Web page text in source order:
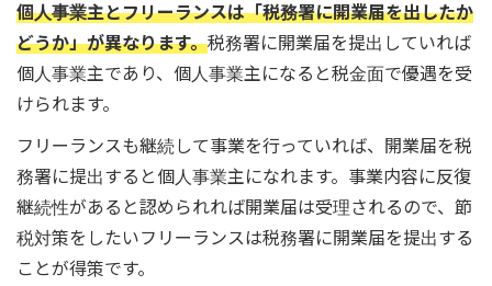
個人事業主とフリーランスは「税務署に開業届を出したか
どうか」が異なります。税務署に開業届を提出していれば
個人事業主であり、個人事業主になると税金面で優遇を受
けられます。
フリーランスも継続して事業を行っていれば、開業届を税
務署に提出すると個人事業主になれます。事業内容に反復
継続性があると認められれば開業届は受理されるので、節
税対策をしたいフリーランスは税務署に開業届を提出する
ことが得策です。